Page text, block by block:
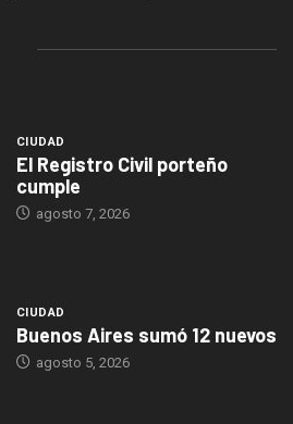
CIUDAD
El Registro Civil porteño
cumple
agosto 7, 2026
CIUDAD
Buenos Aires sumó 12 nuevos
agosto 5, 2026